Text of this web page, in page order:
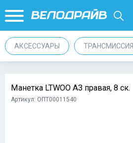
АКСЕССУАРЫ ТРАНСМИССИЯ
Манетка LTWOO A3 правая, 8 ск.
Артикул: ОПТ00011540